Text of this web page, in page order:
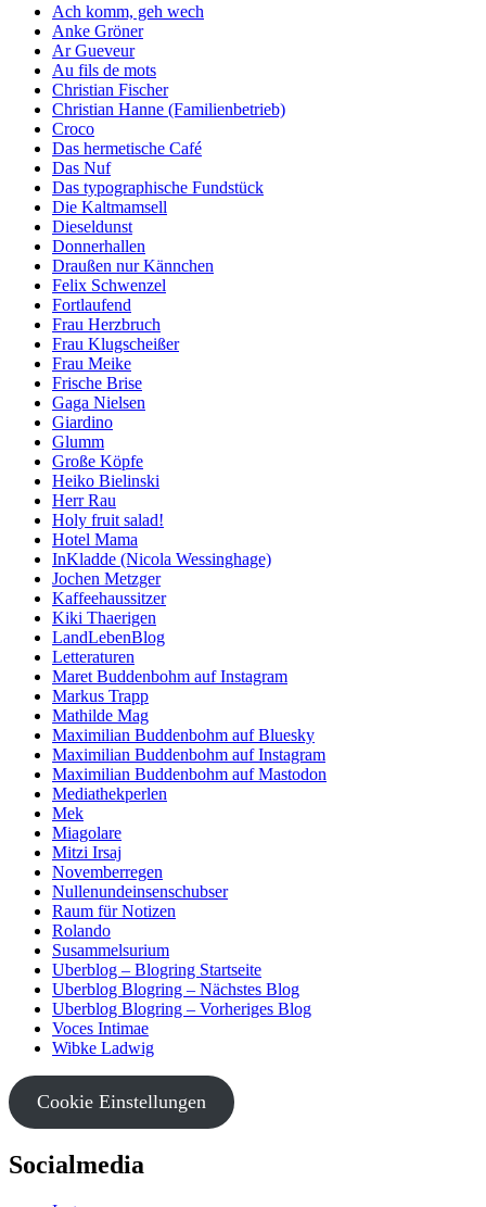
Ach komm, geh wech
Anke Gröner
Ar Gueveur
Au fils de mots
Christian Fischer
Christian Hanne (Familienbetrieb)
Croco
Das hermetische Café
Das Nuf
Das typographische Fundstück
Die Kaltmamsell
Dieseldunst
Donnerhallen
Draußen nur Kännchen
Felix Schwenzel
Fortlaufend
Frau Herzbruch
Frau Klugscheißer
Frau Meike
Frische Brise
Gaga Nielsen
Giardino
Glumm
Große Köpfe
Heiko Bielinski
Herr Rau
Holy fruit salad!
Hotel Mama
InKladde (Nicola Wessinghage)
Jochen Metzger
Kaffeehaussitzer
Kiki Thaerigen
LandLebenBlog
Letteraturen
Maret Buddenbohm auf Instagram
Markus Trapp
Mathilde Mag
Maximilian Buddenbohm auf Bluesky
Maximilian Buddenbohm auf Instagram
Maximilian Buddenbohm auf Mastodon
Mediathekperlen
Mek
Miagolare
Mitzi Irsaj
Novemberregen
Nullenundeinsenschubser
Raum für Notizen
Rolando
Susammelsurium
Uberblog – Blogring Startseite
Uberblog Blogring – Nächstes Blog
Uberblog Blogring – Vorheriges Blog
Voces Intimae
Wibke Ladwig
Cookie Einstellungen
Socialmedia